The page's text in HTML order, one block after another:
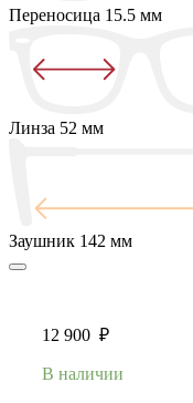
Переносица 15.5 мм
Линза 52 мм
Заушник 142 мм
12 900 ₽
В наличии